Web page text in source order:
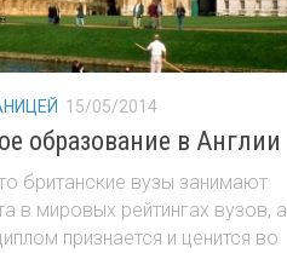
15/05/2014
образование в Англии
британские вузы занимают
в мировых рейтингах вузов, а
признается и ценится во